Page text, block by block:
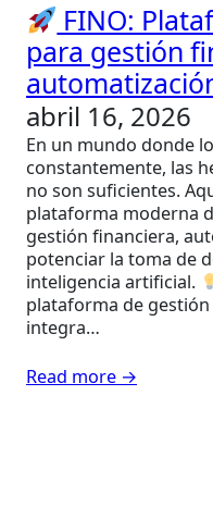
FINO:
para gestión
abril 16, 2026
En un mundo donde
constantemente, las
no son suficientes.
plataforma moderna
gestión financiera,
potenciar la toma de
inteligencia artificial.
plataforma de
integra…
Read more →